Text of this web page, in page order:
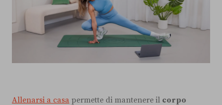
Allenarsi a casa permette di mantenere il corpo